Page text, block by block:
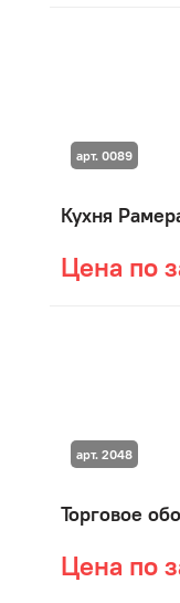
Кухня
Цена по
арт. 0089
Торговое
Цена по
арт. 2048